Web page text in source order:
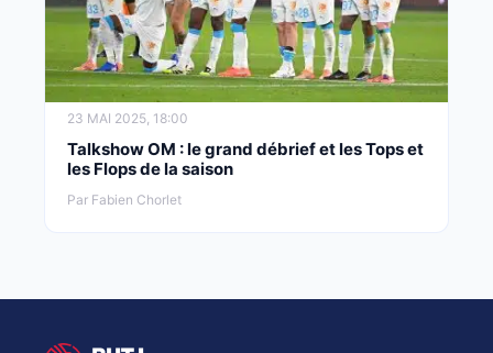
23 MAI 2025, 18:00
Talkshow OM : le grand débrief et les Tops et
les Flops de la saison
Par Fabien Chorlet